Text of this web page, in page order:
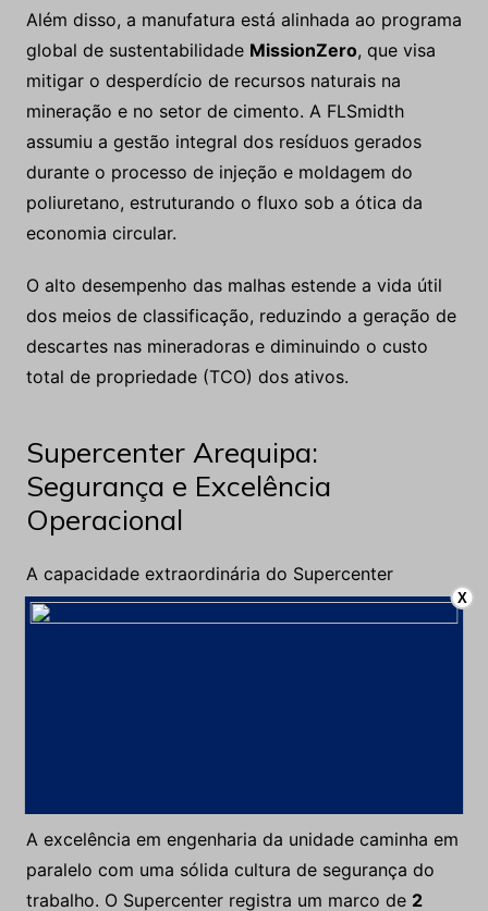
Além disso, a manufatura está alinhada ao programa
global de sustentabilidade MissionZero, que visa
mitigar o desperdício de recursos naturais na
mineração e no setor de cimento. A FLSmidth
assumiu a gestão integral dos resíduos gerados
durante o processo de injeção e moldagem do
poliuretano, estruturando o fluxo sob a ótica da
economia circular.
O alto desempenho das malhas estende a vida útil
dos meios de classificação, reduzindo a geração de
descartes nas mineradoras e diminuindo o custo
total de propriedade (TCO) dos ativos.
Supercenter Arequipa:
Segurança e Excelência
Operacional
A capacidade extraordinária do Supercenter
Arequipa para abastecer o mercado regional
A excelência em engenharia da unidade caminha em
paralelo com uma sólida cultura de segurança do
trabalho. O Supercenter registra um marco de 2
X